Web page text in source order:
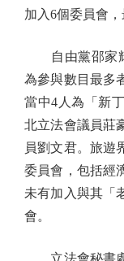
加入6個委員會，
自由黨邵家輝
為參與數目最多
當中4人為「新
北立法會議員莊
員劉文君。旅遊
委員會，包括經
未有加入與其「
會。